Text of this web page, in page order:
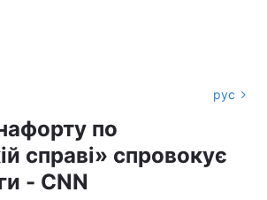
рус
по
справі» спровокує
- CNN